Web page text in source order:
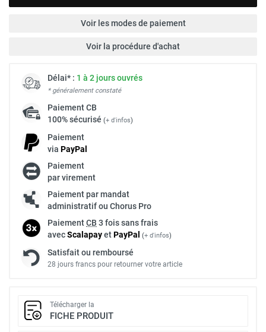
Voir les modes de paiement
Voir la procédure d'achat
Délai* : 1 à 2 jours ouvrés
* généralement constaté
PaiementCB
100% sécurisé (+ d'infos)
Paiement
via PayPal
Paiement
par virement
Paiement par mandat
administratif ou Chorus Pro
PaiementCB 3 fois sans frais
avecScalapayetPayPal (+ d'infos)
Satisfait ou remboursé
28 jours francs pour retourner votre article
Télécharger la
FICHE PRODUIT